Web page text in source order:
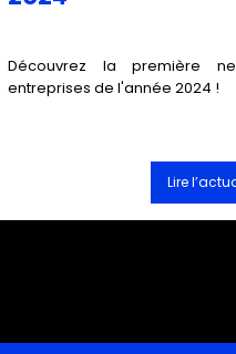
Découvrez la première
entreprises de l'année 2024 !
Lire